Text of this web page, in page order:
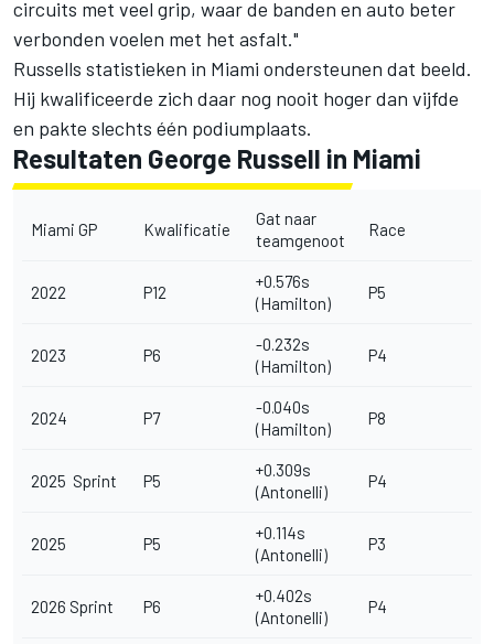
circuits met veel grip, waar de banden en auto beter
verbonden voelen met het asfalt."
Russells statistieken in Miami ondersteunen dat beeld.
Hij kwalificeerde zich daar nog nooit hoger dan vijfde
en pakte slechts één podiumplaats.
Resultaten George Russell in Miami
Miami GP Kwalificatie
Gat naar
teamgenoot
Race
2022 P12
+0.576s
(Hamilton)
P5
2023 P6
-0.232s
(Hamilton)
P4
2024 P7
-0.040s
(Hamilton)
P8
2025 Sprint P5
+0.309s
(Antonelli)
P4
2025 P5
+0.114s
(Antonelli)
P3
2026 Sprint P6
+0.402s
(Antonelli)
P4